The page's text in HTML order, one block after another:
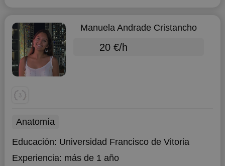
Manuela Andrade Cristancho
20 €/h
Anatomía
Educación: Universidad Francisco de Vitoria
Experiencia: más de 1 año